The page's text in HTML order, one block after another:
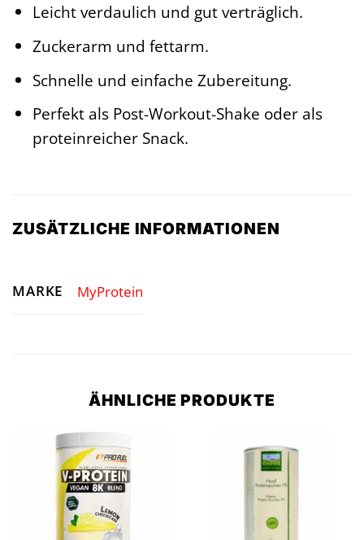
Leicht verdaulich und gut verträglich.
Zuckerarm und fettarm.
Schnelle und einfache Zubereitung.
Perfekt als Post-Workout-Shake oder als
proteinreicher Snack.
ZUSÄTZLICHE INFORMATIONEN
MARKE MyProtein
ÄHNLICHE PRODUKTE